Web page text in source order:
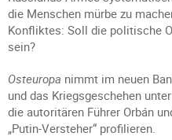
die Menschen mürbe zu
Konfliktes: Soll die politische
sein?
Osteuropa nimmt im neuen
und das Kriegsgeschehen
die autoritären Führer Orbán
„Putin-Versteher“ profilieren.